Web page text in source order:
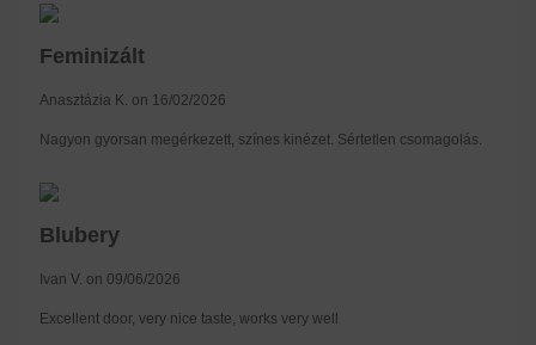
Feminizált
Anasztázia K. on 16/02/2026
Nagyon gyorsan megérkezett, színes kinézet. Sértetlen csomagolás.
Blubery
Ivan V. on 09/06/2026
Excellent door, very nice taste, works very well